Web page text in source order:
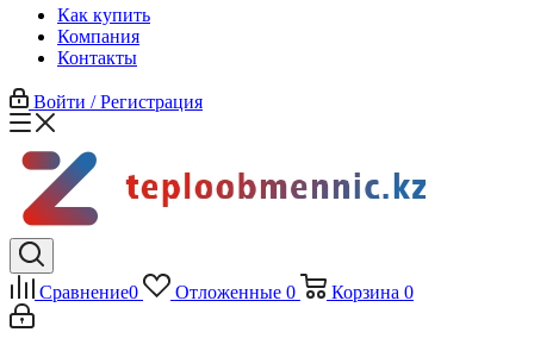
Как купить
Компания
Контакты
Войти / Регистрация
Сравнение0 Отложенные 0 Корзина 0